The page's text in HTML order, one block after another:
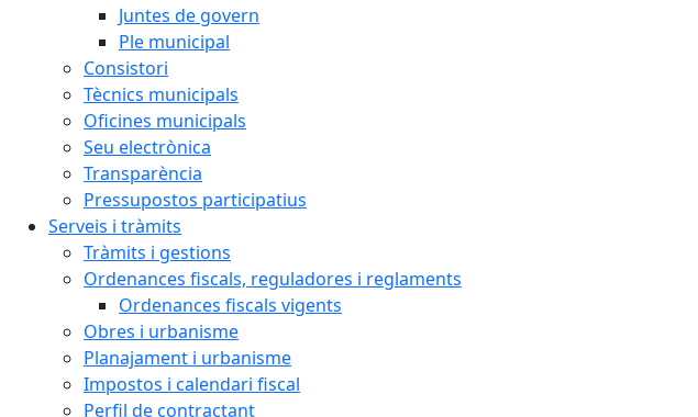
Juntes de govern
Ple municipal
Consistori
Tècnics municipals
Oficines municipals
Seu electrònica
Transparència
Pressupostos participatius
Serveis i tràmits
Tràmits i gestions
Ordenances fiscals, reguladores i reglaments
Ordenances fiscals vigents
Obres i urbanisme
Planajament i urbanisme
Impostos i calendari fiscal
Perfil de contractant